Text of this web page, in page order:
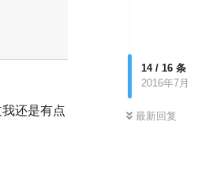
14/ 16 条
2016年7月
最新回复
还是有点